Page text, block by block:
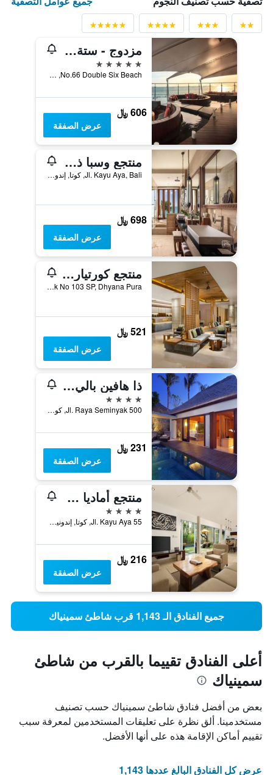
مزدوج - ستة، فندق لوكشري - سيمنياك
5 نجوم
No.66 Double Six Beach, كوتا, إندونيسيا
606 ﷼
عرض الصفقة
منتجع وسبا ذه سيمينياك بيتش
Jl. Kayu Aya, Bali, كوتا, إندونيسيا
698 ﷼
عرض الصفقة
منتجع كورتيارد من ماريوت بالي سيمينياك
Jalan Camplung Tanduk No 103 SP, Dhyana Pura, كوتا, إندونيسيا
521 ﷼
عرض الصفقة
ذا هافين بالي سيمينياك
4 نجوم
Jl. Raya Seminyak 500, كوتا, إندونيسيا
231 ﷼
عرض الصفقة
منتجع أماديا وفيلات سيمينياك بالي
4 نجوم
Jl. Kayu Aya 55, كوتا, إندونيسيا
216 ﷼
عرض الصفقة
جميع الفنادق الـ 1,143 قرب شاطئ سمينياك
أعلى الفنادق تقييما بالقرب من شاطئ
سمينياك
بعض من أفضل فنادق شاطئ سمينياك حسب تصنيف
مستخدمينا. ألق نظرة على تعليقات المستخدمين لمعرفة سبب
تقييم أماكن الإقامة هذه على أنها الأفضل.
عرض كل الفنادق البالغ عددها 1,143